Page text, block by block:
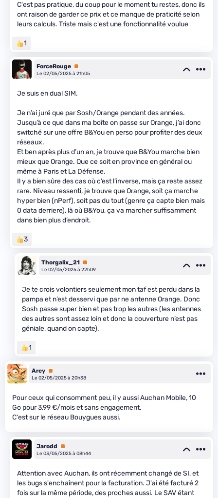
C'est pas pratique, du coup pour le moment tu restes, donc ils
ont raison de garder ce prix et ce manque de praticité selon
leurs calculs. Triste mais c'est une fonctionnalité voulue
1
ForceRouge Premium
Le 02/05/2025 à 21h05
Je suis en dual SIM.
Je n’ai juré que par Sosh/Orange pendant des années.
Jusqu’à ce que dans ma boîte on passe sur Orange, j’ai donc
switché sur une offre B&You en perso pour profiter des deux
réseaux.
Et ben après plus d’un an, je trouve que B&You marche bien
mieux que Orange. Que ce soit en province en général ou
même à Paris et La Défense.
Il y a bien sûre des cas où c’est l’inverse, mais ça reste assez
rare. Niveau ressenti, je trouve que Orange, soit ça marche
hyper bien (nPerf), soit pas du tout (genre ça capte bien mais
0 data derriere), là où B&You, ça va marcher suffisamment
dans bien plus d’endroit.
3
Thorgalix_21 Premium
Le 02/05/2025 à 22h09
Je te crois volontiers seulement mon taf est perdu dans la
pampa et n’est desservi que par ne antenne Orange. Donc
Sosh passe super bien et pas trop les autres (les antennes
des autres sont assez loin et donc la couverture n’est pas
géniale, quand on capte).
1
Arcy Premium
Le 02/05/2025 à 20h38
Pour ceux qui consomment peu, il y aussi Auchan Mobile, 10
Go pour 3,99 €/mois et sans engagement.
C'est sur le réseau Bouygues aussi.
Jarodd
Premium
Le 03/05/2025 à 08h44
Attention avec Auchan, ils ont récemment changé de SI, et
les bugs s'enchaînent pour la facturation. J'ai été facturé 2
fois sur la même période, des proches aussi. Le SAV étant